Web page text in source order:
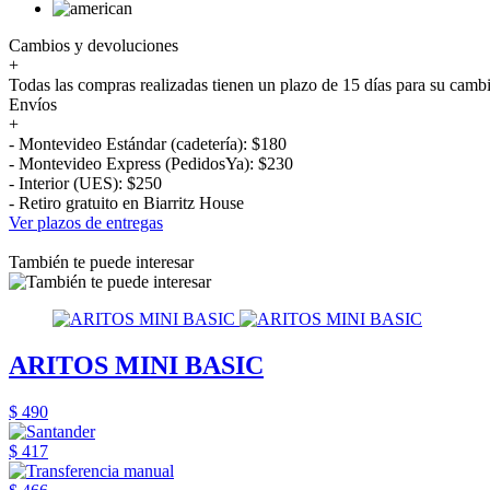
Cambios y devoluciones
+
Todas las compras realizadas tienen un plazo de 15 días para su
Envíos
+
- Montevideo Estándar (cadetería): $180
- Montevideo Express (PedidosYa): $230
- Interior (UES): $250
- Retiro gratuito en Biarritz House
Ver plazos de entregas
También te puede interesar
ARITOS MINI BASIC
$ 490
$ 417